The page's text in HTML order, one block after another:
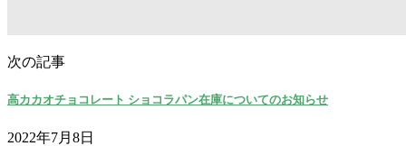
次の記事
高カカオチョコレート ショコラパン在庫についてのお知らせ
2022年7月8日